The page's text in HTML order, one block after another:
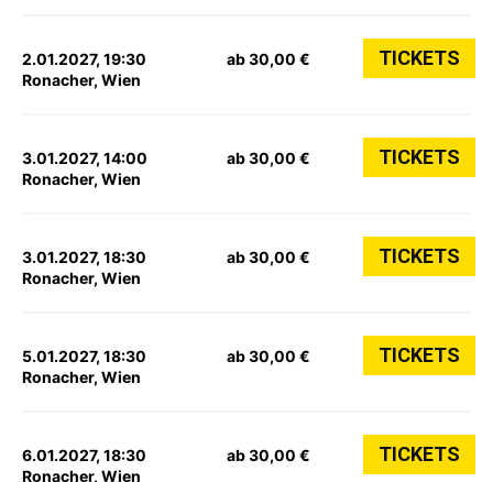
2.01.2027, 19:30
Ronacher, Wien
ab 30,00 € TICKETS
3.01.2027, 14:00
Ronacher, Wien
ab 30,00 € TICKETS
3.01.2027, 18:30
Ronacher, Wien
ab 30,00 € TICKETS
5.01.2027, 18:30
Ronacher, Wien
ab 30,00 € TICKETS
6.01.2027, 18:30
Ronacher, Wien
ab 30,00 € TICKETS